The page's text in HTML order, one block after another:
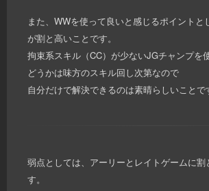
また、WWを使って良いと感じるポイントと
が割と高いことです。
拘束系スキル（CC）が少ないJGチャンプを
どうかは味方のスキル回し次第なので
自分だけで解決できるのは素晴らしいことで
弱点としては、アーリーとレイトゲームに割
す。